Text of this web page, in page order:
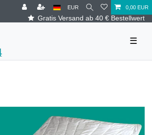
Gratis Versand ab 40 € Bestellwert
EUR 0,00 EUR
☰